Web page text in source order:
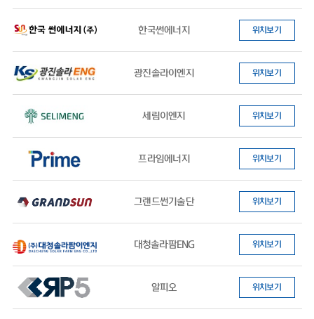
한국썬에너지 위치보기
광진솔라이엔지 위치보기
세림이엔지 위치보기
프라임에너지 위치보기
그랜드썬기술단 위치보기
대청솔라팜ENG 위치보기
알피오 위치보기